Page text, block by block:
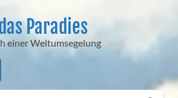
Paradies
einer Weltumsegelung